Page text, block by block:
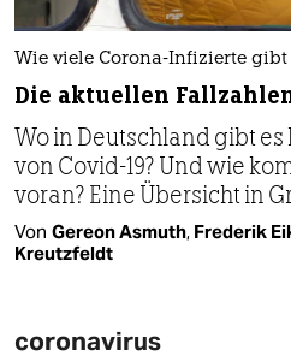
Wie viele Corona-Infizierte gibt
Die aktuellen
Wo in Deutschland gibt
von Covid-19? Und wie
voran? Eine Übersicht in
Von Gereon Asmuth, Frederik
Kreutzfeldt
coronavirus